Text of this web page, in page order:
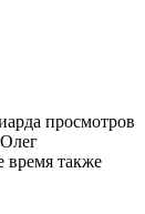
просмотров
время также